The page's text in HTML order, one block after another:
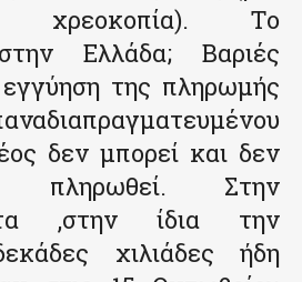
χρεοκοπία). Το
Ελλάδα; Βαριές
της πληρωμής
δεν μπορεί και δεν
πληρωθεί. Στην
,στην ίδια την
χιλιάδες ήδη